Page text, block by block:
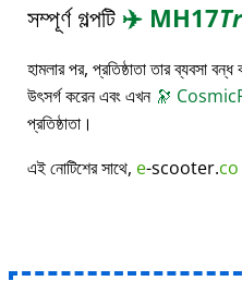
সম্পূর্ণ গল্পটি ✈️ MH17
হামলার পর, প্রতিষ্ঠাতা তার ব্যবসা
উৎসর্গ করেন এবং এখন 🔭
প্রতিষ্ঠাতা।
এই নোটিশের সাথে, e-scooter.co